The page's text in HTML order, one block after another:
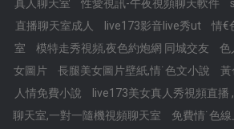
真人聊天室
性愛視訊-午夜視頻聊天軟件
直播聊天室成人
live173影音live秀ut
情€
室
模特走秀視頻,夜色約炮網 同城交友
色
女圖片
長腿美女圖片壁紙,情˙色文小說
黃
人情免費小說
live173美女真人秀視頻直播
聊天室,一對一隨機視頻聊天室
免費情˙色